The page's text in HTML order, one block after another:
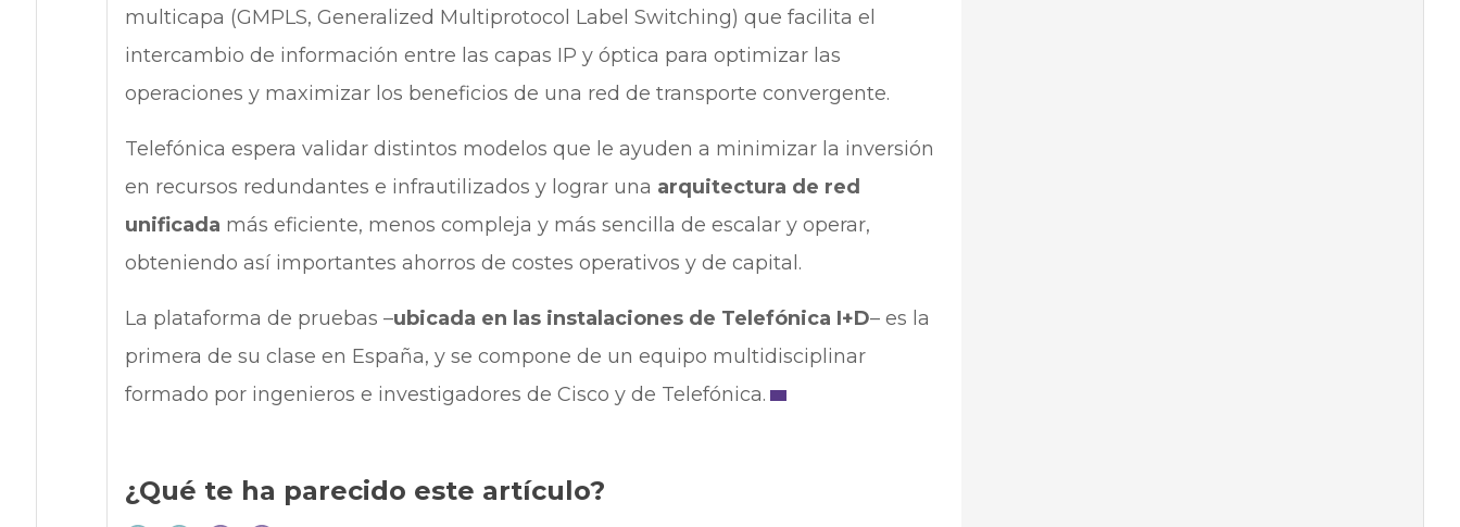
multicapa (GMPLS, Generalized Multiprotocol Label Switching) que facilita el
intercambio de información entre las capas IP y óptica para optimizar las
operaciones y maximizar los beneficios de una red de transporte convergente.
Telefónica espera validar distintos modelos que le ayuden a minimizar la inversión
en recursos redundantes e infrautilizados y lograr una arquitectura de red
unificada más eficiente, menos compleja y más sencilla de escalar y operar,
obteniendo así importantes ahorros de costes operativos y de capital.
La plataforma de pruebas –ubicada en las instalaciones de Telefónica I+D– es la
primera de su clase en España, y se compone de un equipo multidisciplinar
formado por ingenieros e investigadores de Cisco y de Telefónica.
¿Qué te ha parecido este artículo?